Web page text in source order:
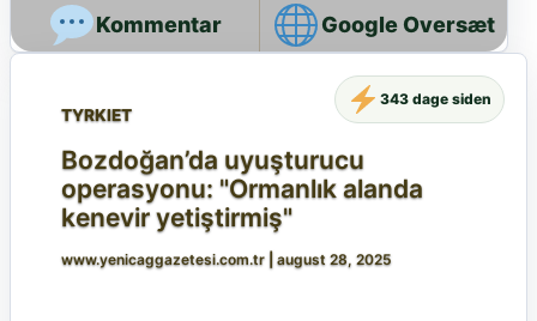
Google Oversæt
TYRKIET
Bozdoğan’da uyuşturucu
operasyonu: "Ormanlık alanda
kenevir yetiştirmiş"
www.yenicaggazetesi.com.tr august 28, 2025
343 dage siden